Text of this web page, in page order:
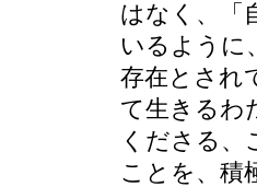
はなく、「
いるように
存在とされ
て生きるわ
くださる、
ことを、積